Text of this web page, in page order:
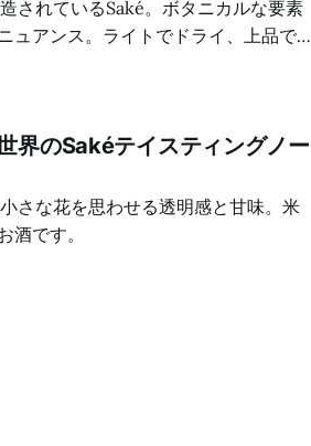
されているSaké。ボタニカルな要素
ュアンス。ライトでドライ、上品で繊
のSakéテイスティングノー
さな花を思わせる透明感と甘味。米
酒です。